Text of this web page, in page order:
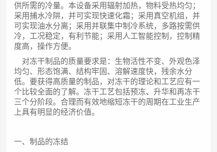
供所需的冷量。本设备采用辐射加热，物料受热均匀；
采用捕水冷阱，并可实现快速化霜；采用真空机组，并
可实现油水分离；采用并联集中制冷系统，多路按需供
冷，工况稳定，有利节能；采用人工智能控制，控制精
度高，操作方便。
对冻干制品的质量要求是：生物活性不变、外观色泽
均匀、形态饱满、结构牢固、溶解速度快，残余水分
低。要获得高质量的制品，对冻干的理论和工艺应有一
个比较全面的了解。冻干工艺包括预冻、升华和再冻干
三个分阶段。合理而有效地缩短冻干的周期在工业生产
上具有明显的经济价值。
一、制品的冻结